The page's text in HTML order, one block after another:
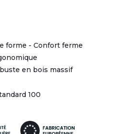
forme - Confort ferme
en bois massif
100